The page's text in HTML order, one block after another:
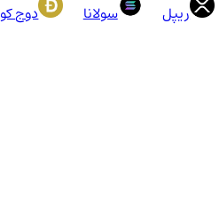
ریپل سولانا دوج